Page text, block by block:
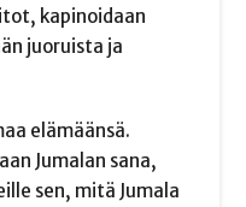
kapinoidaan
juoruista ja
elämäänsä.
Jumalan sana,
sen, mitä Jumala